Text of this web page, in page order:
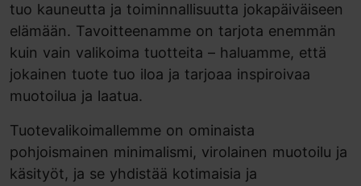
tuo kauneutta ja toiminnallisuutta jokapäiväiseen
elämään. Tavoitteenamme on tarjota enemmän
kuin vain valikoima tuotteita – haluamme, että
jokainen tuote tuo iloa ja tarjoaa inspiroivaa
muotoilua ja laatua.
Tuotevalikoimallemme on ominaista
pohjoismainen minimalismi, virolainen muotoilu ja
käsityöt, ja se yhdistää kotimaisia ja